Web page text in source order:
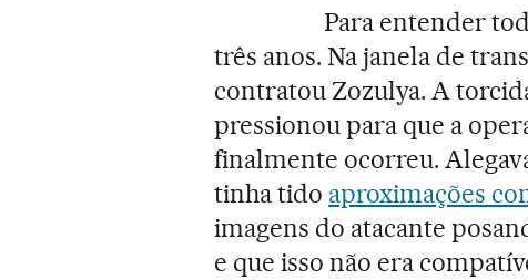
Para entender
três anos. Na janela de
contratou Zozulya. A
pressionou para que a
finalmente ocorreu.
tinha tido aproximações
imagens do atacante
e que isso não era